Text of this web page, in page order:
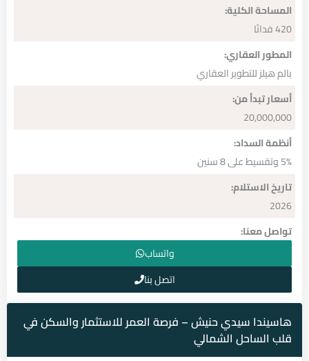
المساحة الكلية:
420 فدانًا
المطور العقاري:
بالم هيلز للتطوير العقاري
أسعار تبدأ من:
20,000,000
أنظمة السداد:
5% وتقسيط على 8 سنين
تاريخ الاستلام:
2026
تواصل معنا:
واتساب
اتصل بنا
هاسيندا سيدي حنيش – فرصة العمر للاستثمار والسكن في
قلب الساحل الشمالي